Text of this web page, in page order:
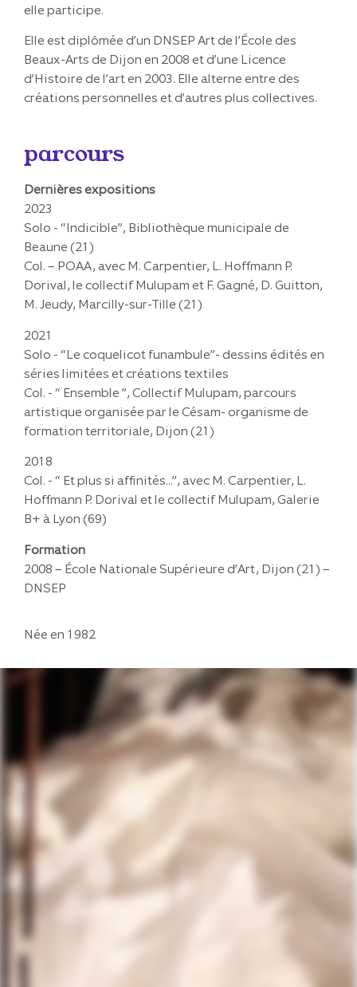
elle participe.
Elle est diplômée d’un DNSEP Art de l’École des
Beaux-Arts de Dijon en 2008 et d’une Licence
d’Histoire de l’art en 2003. Elle alterne entre des
créations personnelles et d’autres plus collectives.
parcours
Dernières expositions
2023
Solo - “Indicible”, Bibliothèque municipale de
Beaune (21)
Col. – POAA, avec M. Carpentier, L. Hoffmann P.
Dorival, le collectif Mulupam et F. Gagné, D. Guitton,
M. Jeudy, Marcilly-sur-Tille (21)
2021
Solo - “Le coquelicot funambule”- dessins édités en
séries limitées et créations textiles
Col. - “ Ensemble ”, Collectif Mulupam, parcours
artistique organisée par le Césam- organisme de
formation territoriale, Dijon (21)
2018
Col. - “ Et plus si affinités...”, avec M. Carpentier, L.
Hoffmann P. Dorival et le collectif Mulupam, Galerie
B+ à Lyon (69)
Formation
2008 – École Nationale Supérieure d’Art, Dijon (21) –
DNSEP
Née en 1982